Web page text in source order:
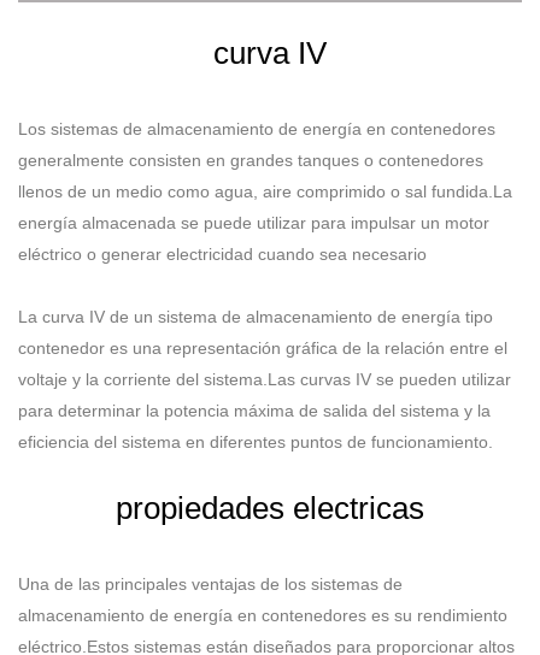
curva IV
Los sistemas de almacenamiento de energía en contenedores
generalmente consisten en grandes tanques o contenedores
llenos de un medio como agua, aire comprimido o sal fundida.La
energía almacenada se puede utilizar para impulsar un motor
eléctrico o generar electricidad cuando sea necesario
La curva IV de un sistema de almacenamiento de energía tipo
contenedor es una representación gráfica de la relación entre el
voltaje y la corriente del sistema.Las curvas IV se pueden utilizar
para determinar la potencia máxima de salida del sistema y la
eficiencia del sistema en diferentes puntos de funcionamiento.
propiedades electricas
Una de las principales ventajas de los sistemas de
almacenamiento de energía en contenedores es su rendimiento
eléctrico.Estos sistemas están diseñados para proporcionar altos